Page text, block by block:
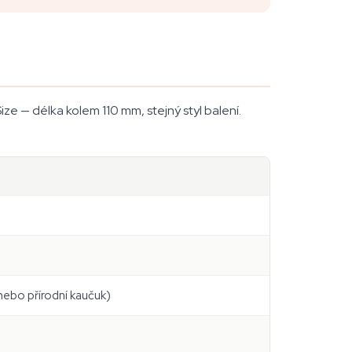
— délka kolem 110 mm, stejný styl balení.
přírodní kaučuk)